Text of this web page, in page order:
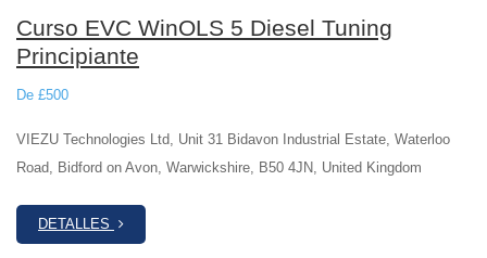
Curso EVC WinOLS 5 Diesel Tuning
Principiante
De £500
VIEZU Technologies Ltd, Unit 31 Bidavon Industrial Estate, Waterloo
Road, Bidford on Avon, Warwickshire, B50 4JN, United Kingdom
DETALLES